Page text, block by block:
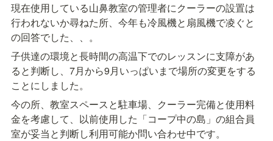
現在使用している山鼻教室の管理者にクーラーの設置は
行われないか尋ねた所、今年も冷風機と扇風機で凌ぐと
の回答でした、、。
子供達の環境と長時間の高温下でのレッスンに支障があ
ると判断し、7月から9月いっぱいまで場所の変更をする
ことにしました。
今の所、教室スペースと駐車場、クーラー完備と使用料
金を考慮して、以前使用した「コープ中の島」の組合員
室が妥当と判断し利用可能か問い合わせ中です。